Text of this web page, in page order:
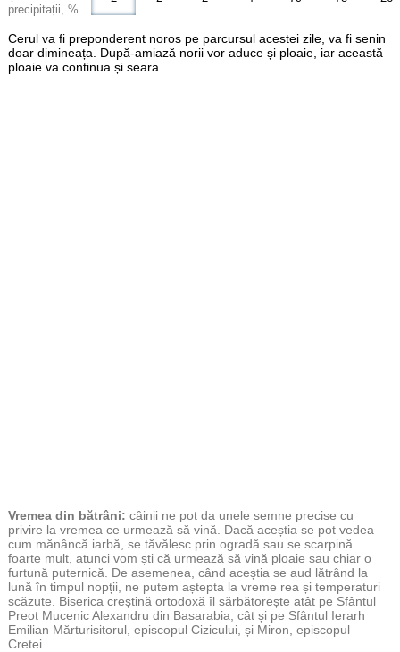
precipitații, %
Cerul va fi preponderent noros pe parcursul acestei zile, va fi senin
doar dimineața. După-amiază norii vor aduce și ploaie, iar această
ploaie va continua și seara.
Vremea din bătrâni: câinii ne pot da unele semne precise cu
privire la vremea ce urmează să vină. Dacă aceștia se pot vedea
cum mănâncă iarbă, se tăvălesc prin ogradă sau se scarpină
foarte mult, atunci vom ști că urmează să vină ploaie sau chiar o
furtună puternică. De asemenea, când aceștia se aud lătrând la
lună în timpul nopții, ne putem aștepta la vreme rea și temperaturi
scăzute. Biserica creștină ortodoxă îl sărbătorește atât pe Sfântul
Preot Mucenic Alexandru din Basarabia, cât și pe Sfântul Ierarh
Emilian Mărturisitorul, episcopul Cizicului, și Miron, episcopul
Cretei.